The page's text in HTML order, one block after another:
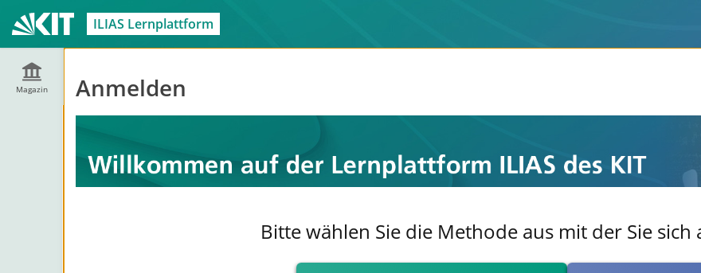
ILIAS Lernplattform
Magazin Anmelden
Bitte wählen Sie die Methode aus mit der Sie